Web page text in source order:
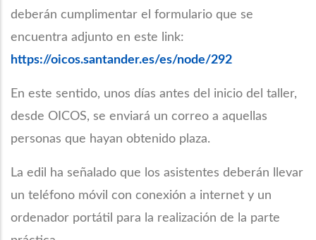
deberán cumplimentar el formulario que se
encuentra adjunto en este link:
https://oicos.santander.es/es/node/292
En este sentido, unos días antes del inicio del taller,
desde OICOS, se enviará un correo a aquellas
personas que hayan obtenido plaza.
La edil ha señalado que los asistentes deberán llevar
un teléfono móvil con conexión a internet y un
ordenador portátil para la realización de la parte